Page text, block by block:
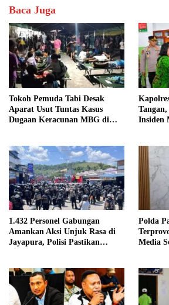
Baca Juga
Tokoh Pemuda Tabi Desak
Aparat Usut Tuntas Kasus
Dugaan Keracunan MBG di
Insiden
1.432 Personel Gabungan
Amankan Aksi Unjuk Rasa di
Jayapura, Polisi Pastikan
Polda
Media